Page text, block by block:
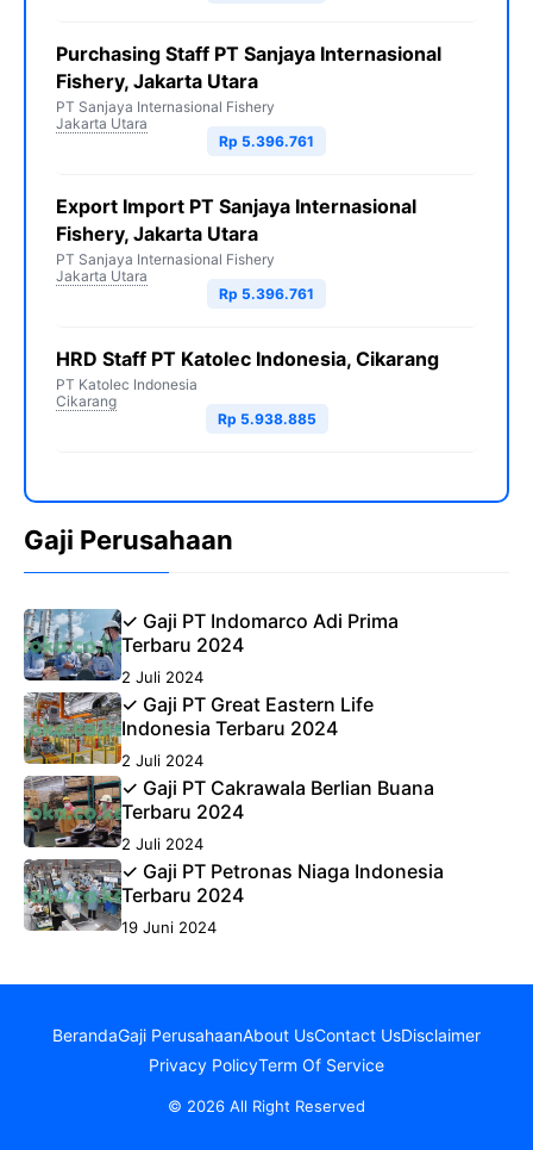
Purchasing Staff PT Sanjaya Internasional
Fishery, Jakarta Utara
PT Sanjaya Internasional Fishery
Jakarta Utara
Rp 5.396.761
Export Import PT Sanjaya Internasional
Fishery, Jakarta Utara
PT Sanjaya Internasional Fishery
Jakarta Utara
Rp 5.396.761
HRD Staff PT Katolec Indonesia, Cikarang
PT Katolec Indonesia
Cikarang
Rp 5.938.885
Gaji Perusahaan
✓ Gaji PT Indomarco Adi Prima
Terbaru 2024
2 Juli 2024
✓ Gaji PT Great Eastern Life
Indonesia Terbaru 2024
2 Juli 2024
✓ Gaji PT Cakrawala Berlian Buana
Terbaru 2024
2 Juli 2024
✓ Gaji PT Petronas Niaga Indonesia
Terbaru 2024
19 Juni 2024
BerandaGaji PerusahaanAbout UsContact UsDisclaimer
Privacy PolicyTerm Of Service
© 2026 All Right Reserved